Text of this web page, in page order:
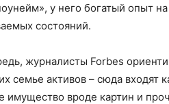
у него богатый опыт
состояний.
журналисты Forbes
семье активов – сюда входят
имущество вроде картин и